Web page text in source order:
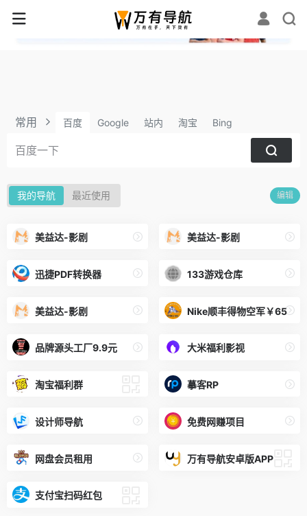
✕
常用 百度 Google 站内 淘宝 Bing
我的导航 最近使用 编辑
美益达-影剧 美益达-影剧
迅捷PDF转换器 133游戏仓库
美益达-影剧 Nike顺丰得物空军￥65
品牌源头工厂9.9元 大米福利影视
淘宝福利群 摹客RP
设计师导航 免费网赚项目
网盘会员租用 万有导航安卓版APP
支付宝扫码红包